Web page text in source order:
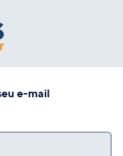
e-mail